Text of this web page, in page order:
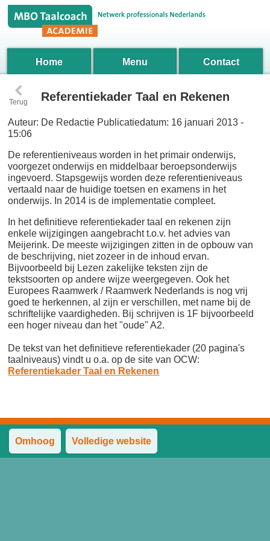
Home Menu Contact
‹
Terug Referentiekader Taal en Rekenen
Auteur: De Redactie Publicatiedatum: 16 januari 2013 -
15:06
De referentieniveaus worden in het primair onderwijs,
voorgezet onderwijs en middelbaar beroepsonderwijs
ingevoerd. Stapsgewijs worden deze referentieniveaus
vertaald naar de huidige toetsen en examens in het
onderwijs. In 2014 is de implementatie compleet.
In het definitieve referentiekader taal en rekenen zijn
enkele wijzigingen aangebracht t.o.v. het advies van
Meijerink. De meeste wijzigingen zitten in de opbouw van
de beschrijving, niet zozeer in de inhoud ervan.
Bijvoorbeeld bij Lezen zakelijke teksten zijn de
tekstsoorten op andere wijze weergegeven. Ook het
Europees Raamwerk / Raamwerk Nederlands is nog vrij
goed te herkennen, al zijn er verschillen, met name bij de
schriftelijke vaardigheden. Bij schrijven is 1F bijvoorbeeld
een hoger niveau dan het "oude" A2.
De tekst van het definitieve referentiekader (20 pagina's
taalniveaus) vindt u o.a. op de site van OCW:
Referentiekader Taal en Rekenen
Omhoog Volledige website